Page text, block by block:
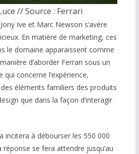
// Source : Ferrari
Ive et Marc Newson s’avère
En matière de marketing, ces
le domaine apparaissent comme
d’aborder Ferrari sous un
qui concerne l’expérience,
éléments familiers des produits
que dans la façon d’interagir
incitera à débourser les 550 000
se fera attendre jusqu’au